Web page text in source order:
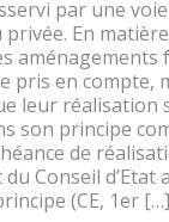
par une voie
En
aménagements
pris en compte,
leur réalisation
son principe
de
Conseil d’Etat a
(CE, 1er […]